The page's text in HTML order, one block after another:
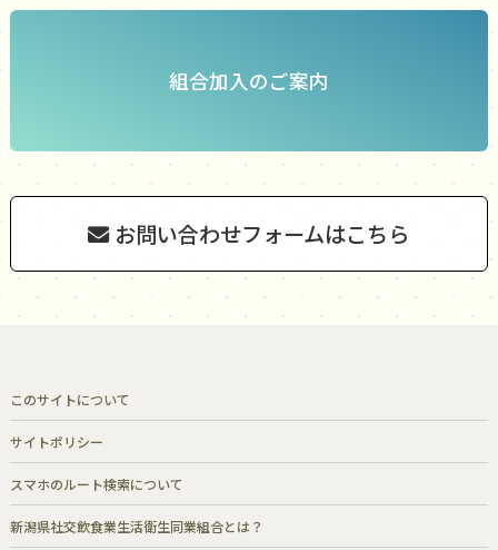
組合加入のご案内
お問い合わせフォームはこちら
このサイトについて
サイトポリシー
スマホのルート検索について
新潟県社交飲食業生活衛生同業組合とは？